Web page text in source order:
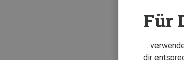
Für
…
dir